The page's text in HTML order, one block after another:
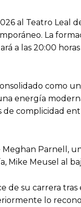
al Teatro Leal
La
a las 20:00
como
energía
complicidad
Parnell,
Mike Meusel al
de su carrera
lo